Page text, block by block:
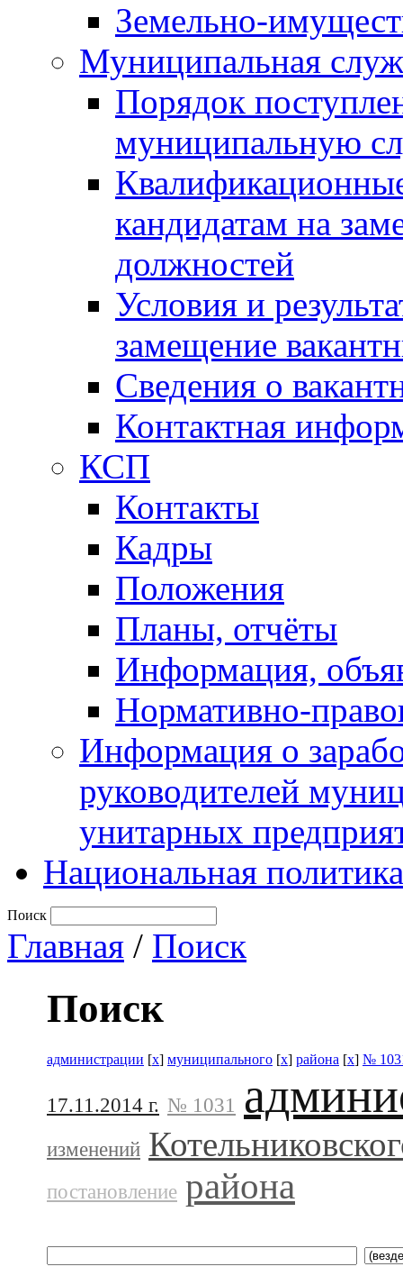
Земельно-
Муниципальная
Порядок
муниципальную
кандидатам на
должностей
Условия и
замещение
Сведения о
Контактная
КСП
Контакты
Кадры
Положения
Планы, отчёты
Информация,
Нормативно-
Информация о
руководителей
унитарных
Национальная политика
Поиск
Главная / Поиск
Поиск
администрации [x] муниципального [x] района [x] №
17.11.2014 г. № 1031
изменений
постановление района